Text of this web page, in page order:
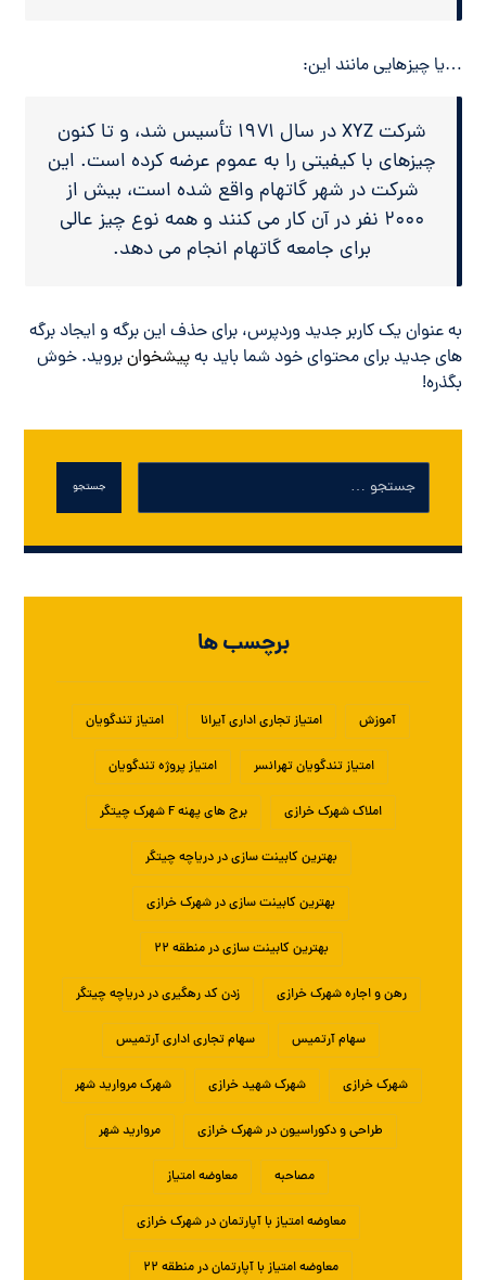
…یا چیزهایی مانند این:
شرکت XYZ در سال ۱۹۷۱ تأسیس شد، و تا کنون
چیزهای با کیفیتی را به عموم عرضه کرده است. این
شرکت در شهر گاتهام واقع شده است، بیش از
۲۰۰۰ نفر در آن کار می کنند و همه نوع چیز عالی
برای جامعه گاتهام انجام می دهد.
به عنوان یک کاربر جدید وردپرس، برای حذف این برگه و ایجاد برگه
های جدید برای محتوای خود شما باید بهپیشخوانبروید. خوش
بگذره!
جستجو
برچسب ها
آموزش امتیاز تجاری اداری آیرانا امتیاز تندگویان
امتیاز تندگویان تهرانسر امتیاز پروژه تندگویان
املاک شهرک خرازی برج های پهنه F شهرک چیتگر
بهترین کابینت سازی در دریاچه چیتگر
بهترین کابینت سازی در شهرک خرازی
بهترین کابینت سازی در منطقه ۲۲
رهن و اجاره شهرک خرازی زدن کد رهگیری در دریاچه چیتگر
سهام آرتمیس سهام تجاری اداری آرتمیس
شهرک خرازی شهرک شهید خرازی شهرک مروارید شهر
طراحی و دکوراسیون در شهرک خرازی مروارید شهر
مصاحبه معاوضه امتیاز
معاوضه امتیاز با آپارتمان در شهرک خرازی
معاوضه امتیاز با آپارتمان در منطقه ۲۲